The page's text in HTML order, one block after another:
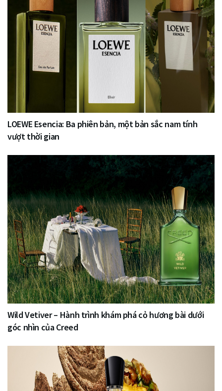
LOEWE Esencia: Ba phiên bản, một bản sắc nam tính
vượt thời gian
Wild Vetiver – Hành trình khám phá cỏ hương bài dưới
góc nhìn của Creed